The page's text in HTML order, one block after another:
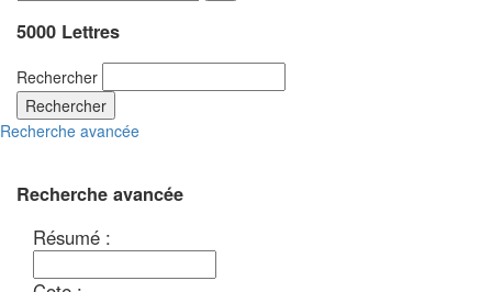
5000 Lettres
Rechercher
Rechercher
Recherche avancée
Recherche avancée
Résumé :